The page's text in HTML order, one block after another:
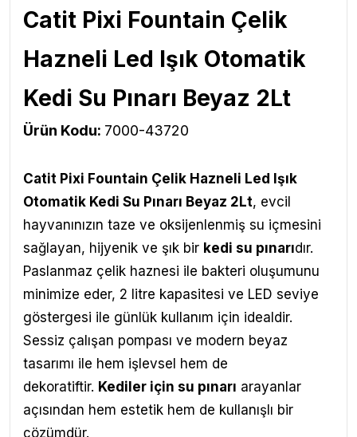
Catit Pixi Fountain Çelik
Hazneli Led Işık Otomatik
Kedi Su Pınarı Beyaz 2Lt
Ürün Kodu: 7000-43720
Catit Pixi Fountain Çelik Hazneli Led Işık
Otomatik Kedi Su Pınarı Beyaz 2Lt, evcil
hayvanınızın taze ve oksijenlenmiş su içmesini
sağlayan, hijyenik ve şık bir kedi su pınarıdır.
Paslanmaz çelik haznesi ile bakteri oluşumunu
minimize eder, 2 litre kapasitesi ve LED seviye
göstergesi ile günlük kullanım için idealdir.
Sessiz çalışan pompası ve modern beyaz
tasarımı ile hem işlevsel hem de
dekoratiftir. Kediler için su pınarı arayanlar
açısından hem estetik hem de kullanışlı bir
çözümdür.